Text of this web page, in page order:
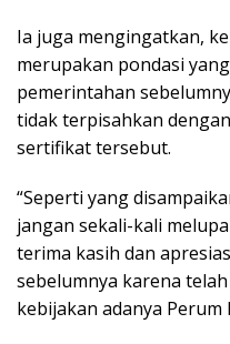
Ia juga mengingatkan,
merupakan pondasi
pemerintahan
tidak terpisahkan
sertifikat tersebut.
“Seperti yang
jangan sekali-kali
terima kasih dan
sebelumnya karena
kebijakan adanya Perum